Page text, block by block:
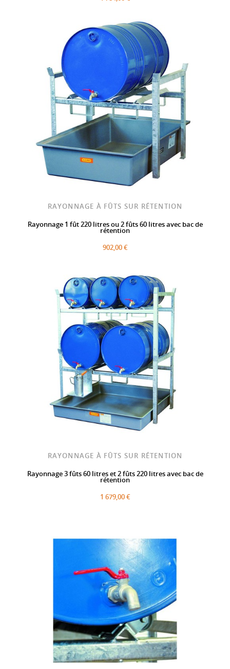
RAYONNAGE À FÛTS SUR RÉTENTION
Rayonnage 1 fût 220 litres ou 2 fûts 60 litres avec bac de
rétention
902,00 €
RAYONNAGE À FÛTS SUR RÉTENTION
Rayonnage 3 fûts 60 litres et 2 fûts 220 litres avec bac de
rétention
1 679,00 €